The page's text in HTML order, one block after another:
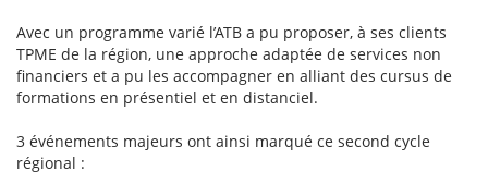
Avec un programme varié l’ATB a pu proposer, à ses clients
TPME de la région, une approche adaptée de services non
financiers et a pu les accompagner en alliant des cursus de
formations en présentiel et en distanciel.
3 événements majeurs ont ainsi marqué ce second cycle
régional :